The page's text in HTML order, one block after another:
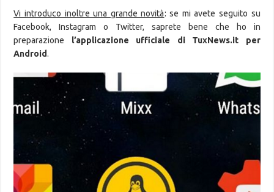
Vi introduco inoltre una grande novità: se mi avete seguito su
Facebook, Instagram o Twitter, saprete bene che ho in
preparazione l’applicazione ufficiale di TuxNews.it per
Android.